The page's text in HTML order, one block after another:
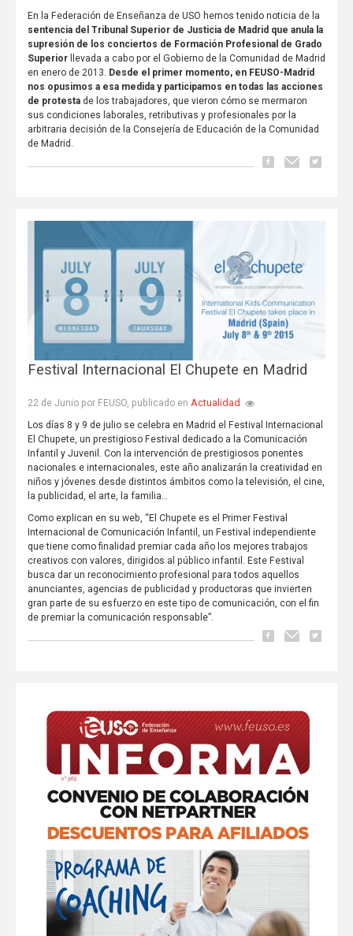
En la Federación de Enseñanza de USO hemos tenido noticia de la
sentencia del Tribunal Superior de Justicia de Madrid que anula la
supresión de los conciertos de Formación Profesional de Grado
Superiorllevada a cabo por el Gobierno de la Comunidad de Madrid
en enero de 2013. Desde el primer momento, en FEUSO-Madrid
nos opusimos a esa medida y participamos en todas las acciones
de protestade los trabajadores, que vieron cómo se mermaron
sus condiciones laborales, retributivas y profesionales por la
arbitraria decisión de la Consejería de Educación de la Comunidad
de Madrid.
Festival Internacional El Chupete en Madrid
22 de Junio por FEUSO, publicado en Actualidad
Los días 8 y 9 de julio se celebra en Madrid el Festival Internacional
El Chupete, un prestigioso Festival dedicado a la Comunicación
Infantil y Juvenil. Con la intervención de prestigiosos ponentes
nacionales e internacionales, este año analizarán la creatividad en
niños y jóvenes desde distintos ámbitos como la televisión, el cine,
la publicidad, el arte, la familia…
Como explican en su web, “El Chupete es el Primer Festival
Internacional de Comunicación Infantil, un Festival independiente
que tiene como finalidad premiar cada año los mejores trabajos
creativos con valores, dirigidos al público infantil. Este Festival
busca dar un reconocimiento profesional para todos aquellos
anunciantes, agencias de publicidad y productoras que invierten
gran parte de su esfuerzo en este tipo de comunicación, con el fin
de premiar la comunicación responsable”.